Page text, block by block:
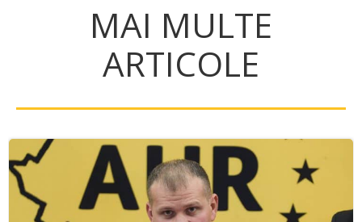
MAI MULTE
ARTICOLE